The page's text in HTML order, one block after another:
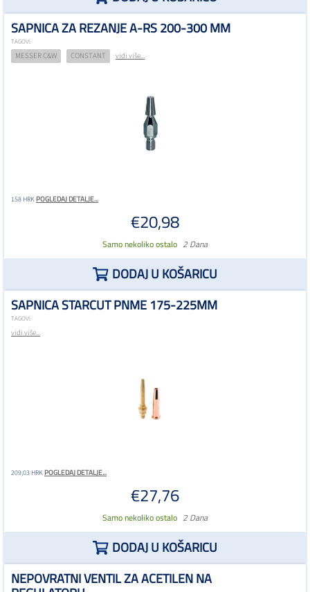
SAPNICA ZA REZANJE A-RS 200-300 MM
TAGOVI:
MESSER C&W CONSTANT vidi više...
158 HRKPOGLEDAJ DETALJE...
€20,98
Samo nekoliko ostalo 2 Dana
DODAJ U KOŠARICU
SAPNICA STARCUT PNME 175-225MM
TAGOVI:
vidi više...
209,03 HRKPOGLEDAJ DETALJE...
€27,76
Samo nekoliko ostalo 2 Dana
DODAJ U KOŠARICU
NEPOVRATNI VENTIL ZA ACETILEN NA